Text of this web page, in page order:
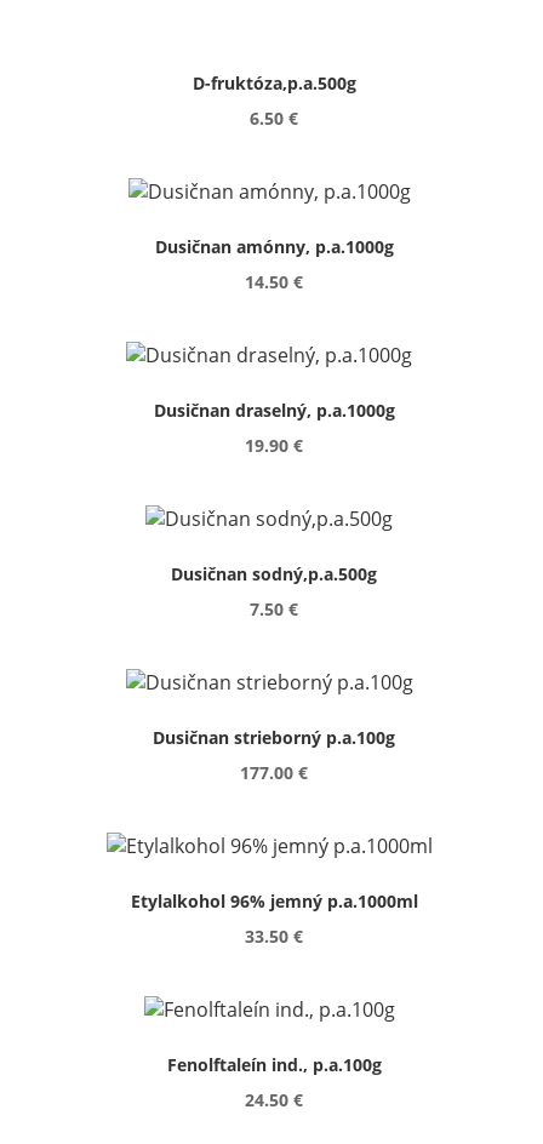
D-fruktóza,p.a.500g
6.50 €
Dusičnan amónny, p.a.1000g
14.50 €
Dusičnan draselný, p.a.1000g
19.90 €
Dusičnan sodný,p.a.500g
7.50 €
Dusičnan strieborný p.a.100g
177.00 €
Etylalkohol 96% jemný p.a.1000ml
33.50 €
Fenolftaleín ind., p.a.100g
24.50 €